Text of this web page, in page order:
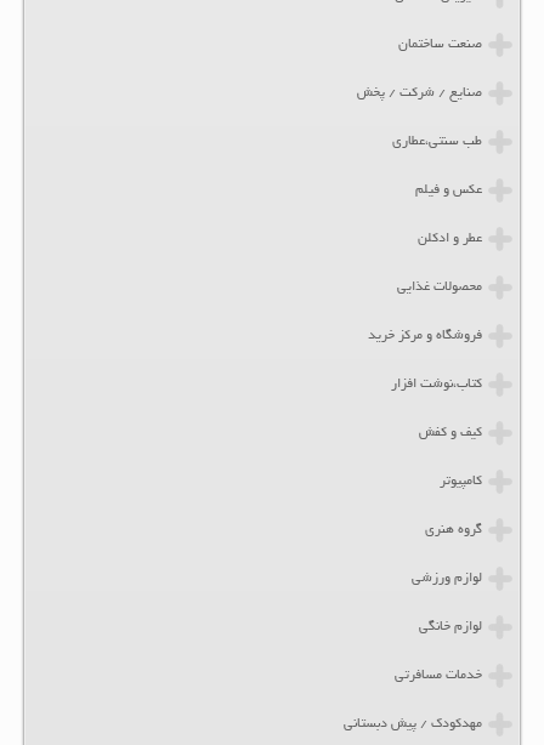
صنعت ساختمان
صنایع / شرکت / پخش
طب سنتی،عطاری
عکس و فیلم
عطر و ادکلن
محصولات غذایی
فروشگاه و مرکز خرید
کتاب،نوشت افزار
کیف و کفش
کامپیوتر
گروه هنری
لوازم ورزشی
لوازم خانگی
خدمات مسافرتی
مهدکودک / پیش دبستانی